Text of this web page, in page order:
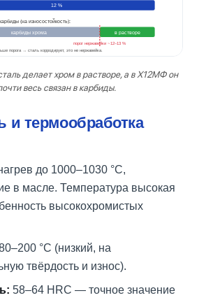
12 %
(на износостойкость):
карбиды хрома в растворе
порог нержавейки ~12–13 %
порога → сталь корродирует, это не нержавейка.
делает хром в растворе, а в Х12МФ он
весь связан в карбиды.
и термообработка
до 1000–1030 °C,
в масле. Температура высокая
высокохромистых
°C (низкий, на
твёрдость и износ).
58–64 HRC — точное значение